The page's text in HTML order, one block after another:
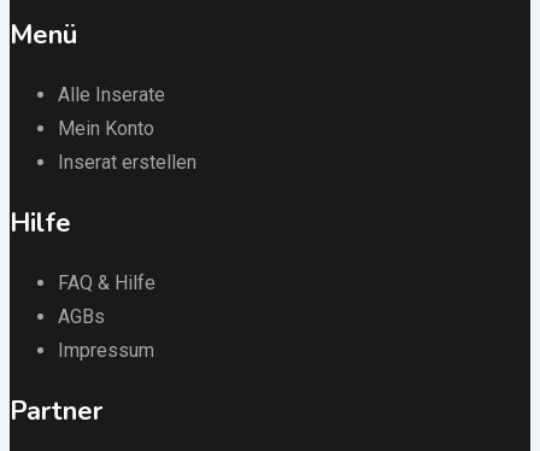
Menü
Alle Inserate
Mein Konto
Inserat erstellen
Hilfe
FAQ & Hilfe
AGBs
Impressum
Partner